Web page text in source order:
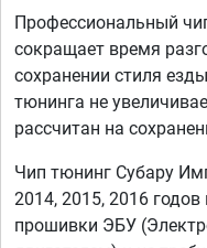
Профессиональный
сокращает время
сохранении стиля
тюнинга не
рассчитан на
Чип тюнинг Субару
2014, 2015, 2016
прошивки ЭБУ